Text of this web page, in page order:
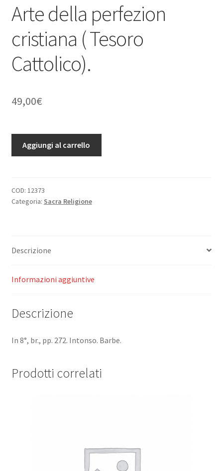
Arte della perfezion
cristiana ( Tesoro
Cattolico).
49,00€
della
(
Tesoro
Aggiungi al carrello
COD: 12373
Categoria: Sacra Religione
Descrizione
Informazioni aggiuntive
Descrizione
In 8°, br., pp. 272. Intonso. Barbe.
Prodotti correlati